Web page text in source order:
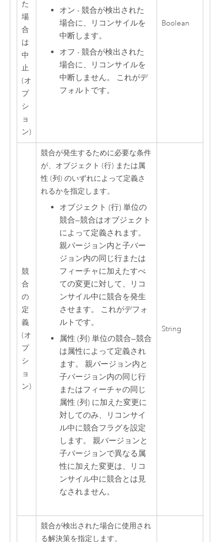
た
場
合
は
中
止
(オ
プ
シ
ョ
ン)
オン - 競合が検出された
場合に、リコンサイルを
中断します。
オフ - 競合が検出された
場合に、リコンサイルを
中断しません。 これがデ
フォルトです。
Boolean
競
合
の
定
義
(オ
プ
シ
ョ
ン)
競合が発生するために必要な条件
が、オブジェクト (行) または属
性 (列) のいずれによって定義さ
れるかを指定します。
オブジェクト (行) 単位の
競合—競合はオブジェクト
によって定義されます。
親バージョン内と子バー
ジョン内の同じ行または
フィーチャに加えたすべ
ての変更に対して、リコ
ンサイル中に競合を発生
させます。 これがデフォ
ルトです。
属性 (列) 単位の競合—競合
は属性によって定義され
ます。 親バージョン内と
子バージョン内の同じ行
またはフィーチャの同じ
属性 (列) に加えた変更に
対してのみ、リコンサイ
ル中に競合フラグを設定
します。 親バージョンと
子バージョンで異なる属
性に加えた変更は、リコ
ンサイル中に競合とは見
なされません。
String
競合が検出された場合に使用され
る解決策を指定します。